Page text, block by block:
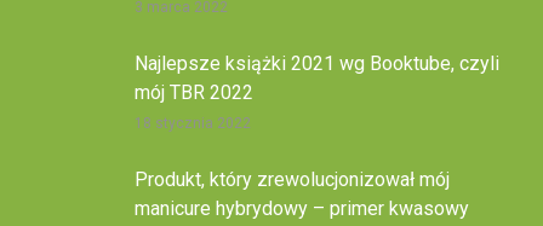
3 marca 2022
Najlepsze książki 2021 wg Booktube, czyli
mój TBR 2022
18 stycznia 2022
Produkt, który zrewolucjonizował mój
manicure hybrydowy – primer kwasowy